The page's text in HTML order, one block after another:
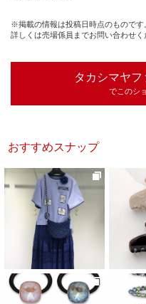
※掲載の情報は投稿日時点のものです
詳しくは売場係員までお問い合わせく
タカシマヤ
でこのシ
おすすめスナップ